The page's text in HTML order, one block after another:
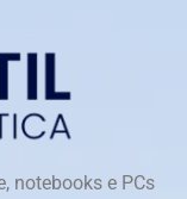
notebooks e PCs